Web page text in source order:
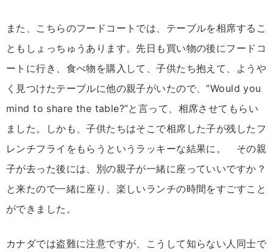
また、こちらのフードコートでは、テーブルを相席するこ
ともしょっちゅうあります。先日も買い物の後にフードコ
ートに行き、食べ物を購入して、子供たち抱えて、ようや
く見つけたテーブルに他の親子がいたので、”Would you
mind to share the table?”と言って、相席させてもらい
ました。しかも、子供たちはそこで相席した子が残したフ
レンチフライをもらうというラッキーな結果に。 その親
子が去った後には、別の親子が一緒に座っていいですか？
と来たので一緒に座り、楽しいランチの時間をすごすこと
ができました。
カナダでは盗難に注意ですが、こうして知らない人同士で